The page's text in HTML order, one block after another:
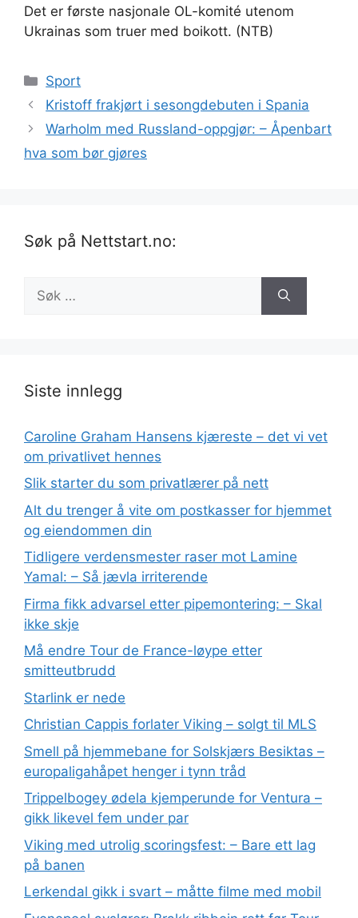
Det er første nasjonale OL-komité utenom
Ukrainas som truer med boikott. (NTB)
Kategorier
Sport
Kristoff frakjørt i sesongdebuten i Spania
Warholm med Russland-oppgjør: – Åpenbart
hva som bør gjøres
Søk på Nettstart.no:
etter:
Siste innlegg
Caroline Graham Hansens kjæreste – det vi vet
om privatlivet hennes
Slik starter du som privatlærer på nett
Alt du trenger å vite om postkasser for hjemmet
og eiendommen din
Tidligere verdensmester raser mot Lamine
Yamal: – Så jævla irriterende
Firma fikk advarsel etter pipemontering: – Skal
ikke skje
Må endre Tour de France-løype etter
smitteutbrudd
Starlink er nede
Christian Cappis forlater Viking – solgt til MLS
Smell på hjemmebane for Solskjærs Besiktas –
europaligahåpet henger i tynn tråd
Trippelbogey ødela kjemperunde for Ventura –
gikk likevel fem under par
Viking med utrolig scoringsfest: – Bare ett lag
på banen
Lerkendal gikk i svart – måtte filme med mobil